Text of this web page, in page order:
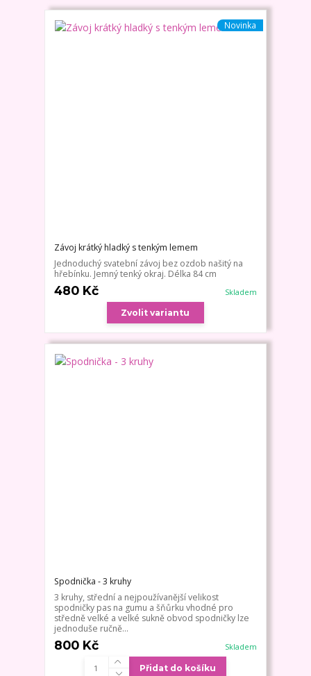
Novinka
Závoj krátký hladký s tenkým lemem
Jednoduchý svatební závoj bez ozdob našitý na
hřebínku. Jemný tenký okraj. Délka 84 cm
480 Kč Skladem
Zvolit variantu
Spodnička - 3 kruhy
3 kruhy, střední a nejpoužívanější velikost
spodničky pas na gumu a šňůrku vhodné pro
středně velké a velké sukně obvod spodničky lze
jednoduše ručně...
800 Kč Skladem
Přidat do košíku